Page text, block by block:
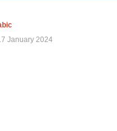
January 2024